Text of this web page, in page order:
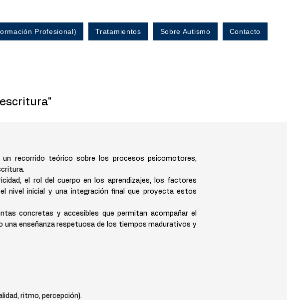
recorrido teórico sobre los procesos psicomotores,
el rol del cuerpo en los aprendizajes, los factores
nivel inicial y una integración final que proyecta estos
concretas y accesibles que permitan acompañar el
enseñanza respetuosa de los tiempos madurativos y
ritmo, percepción).
Profesional) Tratamientos Sobre Autismo Contacto